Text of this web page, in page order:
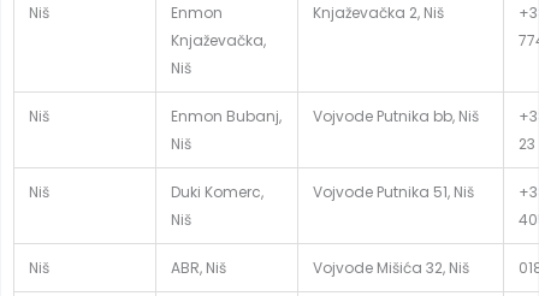
Niš
Enmon
Knjaževačka,
Niš
Knjaževačka 2, Niš
Niš
Enmon Bubanj,
Niš
Vojvode Putnika bb, Niš
Niš
Duki Komerc,
Niš
Vojvode Putnika 51, Niš
Niš ABR, Niš Vojvode Mišića 32, Niš